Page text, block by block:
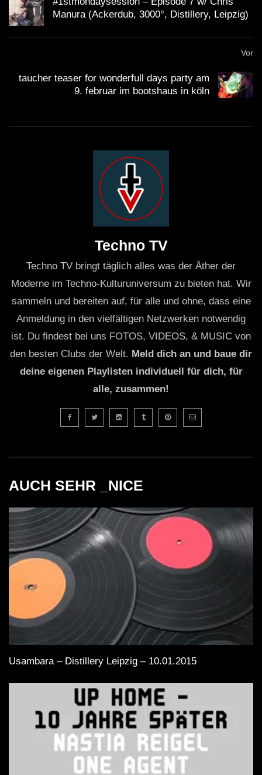
Manura (Ackerdub, 3000°, Distillery, Leipzig)
Vor
taucher teaser for wonderfull days party am
9. februar im bootshaus in köln
Techno TV
Techno TV bringt täglich alles was der Äther der
Moderne im Techno-Kulturuniversum zu bieten hat. Wir
sammeln und bereiten auf, für alle und ohne, dass eine
Anmeldung in den vielfältigen Netzwerken notwendig
ist. Du findest bei uns FOTOS, VIDEOS, & MUSIC von
den besten Clubs der Welt. Meld dich an und baue dir
deine eigenen Playlisten individuell für dich, für
alle, zusammen!
AUCH SEHR _NICE
Usambara – Distillery Leipzig – 10.01.2015